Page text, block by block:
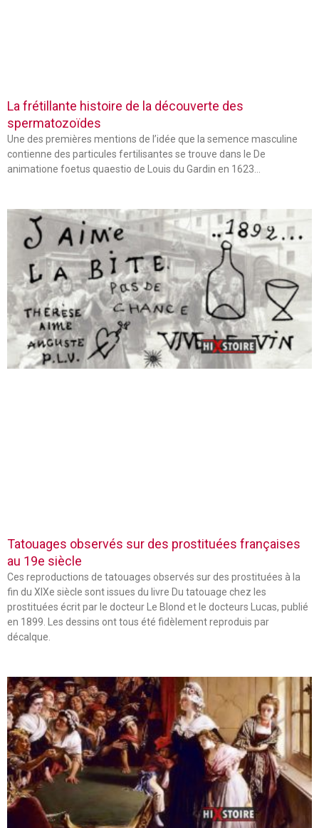
La frétillante histoire de la découverte des
spermatozoïdes
Une des premières mentions de l’idée que la semence masculine
contienne des particules fertilisantes se trouve dans le De
animatione foetus quaestio de Louis du Gardin en 1623…
Tatouages observés sur des prostituées françaises
au 19e siècle
Ces reproductions de tatouages observés sur des prostituées à la
fin du XIXe siècle sont issues du livre Du tatouage chez les
prostituées écrit par le docteur Le Blond et le docteurs Lucas, publié
en 1899. Les dessins ont tous été fidèlement reproduis par
décalque.